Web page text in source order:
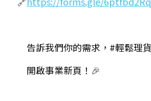
告訴我們你的需求， #輕鬆理貨
開啟事業新頁！ 🎉